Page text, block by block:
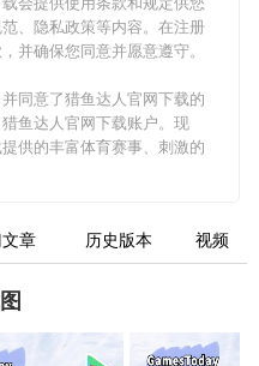
、隐私政策等内容。在注册
并确保您同意并愿意遵守。
同意了猎鱼达人官网下载的
鱼达人官网下载账户。现
提供的丰富体育赛事、刺激的
章 历史版本 视频